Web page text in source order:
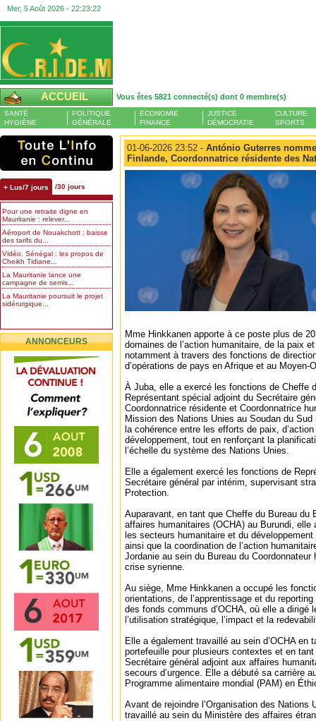
Mer, 5 Août 2026 - 22:23:23
ACCUEIL Vous êtes 5821 connecté(s) dont 0 membre(s)
SANTÉ
HYGIÈNE
POLITIQUE
GÉNÉRALE
ECONOMIE
FINANCE
JUSTICE
DÉMOCRATIE
CULTURE
SPORTS
+ Lus/7 jours /30 jours
Pour une retraite digne en
Mauritanie : relever...
Aéroport de Nouakchott : baisse
des tarifs du...
Vidéo. Sénégal : les propos de
Cheikh Tidiane...
La Mauritanie lance une
campagne de semis...
La Mauritanie poursuit le projet
sidérurgique...
ANNONCEURS
01-06-2026 23:52 - António Guterres
Finlande, Coordonnatrice résidente des
Mme Hinkkanen apporte à ce poste plus de
domaines de l’action humanitaire, de la paix
notamment à travers des fonctions de
d’opérations de pays en Afrique et au Moyen-
À Juba, elle a exercé les fonctions de Cheffe
Représentant spécial adjoint du Secrétaire
Coordonnatrice résidente et Coordonnatrice
Mission des Nations Unies au Soudan du
la cohérence entre les efforts de paix,
développement, tout en renforçant la
l’échelle du système des Nations Unies.
Elle a également exercé les fonctions de
Secrétaire général par intérim, supervisant
Protection.
Auparavant, en tant que Cheffe du Bureau du
affaires humanitaires (OCHA) au Burundi, elle
les secteurs humanitaire et du
ainsi que la coordination de l’action
Jordanie au sein du Bureau du Coordonnateur
crise syrienne.
Au siège, Mme Hinkkanen a occupé les
orientations, de l’apprentissage et du
des fonds communs d’OCHA, où elle a dirigé
l’utilisation stratégique, l’impact et la
Elle a également travaillé au sein d’OCHA en
portefeuille pour plusieurs contextes et en
Secrétaire général adjoint aux affaires
secours d’urgence. Elle a débuté sa carrière
Programme alimentaire mondial (PAM) en
Avant de rejoindre l’Organisation des Nations
travaillé au sein du Ministère des affaires